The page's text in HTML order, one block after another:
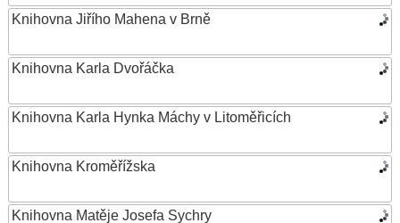
Knihovna Jiřího Mahena v Brně
Knihovna Karla Dvořáčka
Knihovna Karla Hynka Máchy v Litoměřicích
Knihovna Kroměřížska
Knihovna Matěje Josefa Sychry